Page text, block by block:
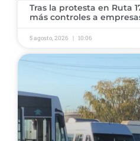
Tras la protesta en Ruta
más controles a
5 agosto, 2026 10:06